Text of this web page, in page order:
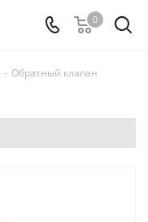
0
- Обратный клапан